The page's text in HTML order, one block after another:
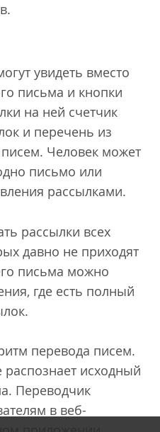
увидеть вместо
письма и кнопки
на ней счетчик
и перечень из
Человек может
письмо или
рассылками.
рассылки всех
давно не приходят
письма можно
где есть полный
перевода писем.
распознает исходный
Переводчик
в веб-